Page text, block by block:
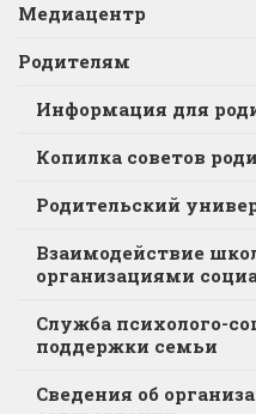
Медиацентр
Родителям
Информация для
Копилка советов
Родительский
Взаимодействие
организациями
Служба психолого-
поддержки семьи
Сведения об